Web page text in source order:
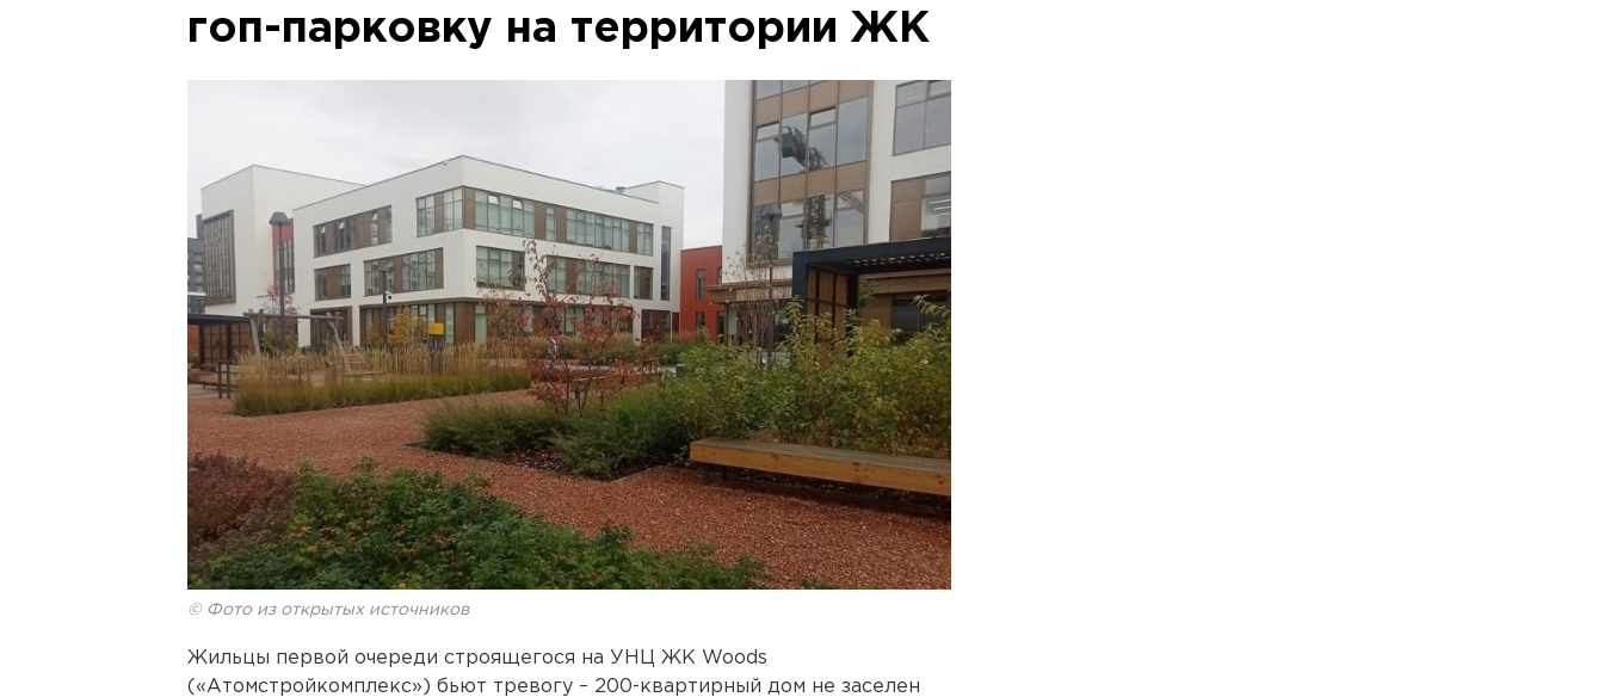
гоп-парковку на территории ЖК
© Фото из открытых источников
Жильцы первой очереди cтроящегося на УНЦ ЖК Woods
(«Атомстройкомплекс») бьют тревогу – 200-квартирный дом не заселен